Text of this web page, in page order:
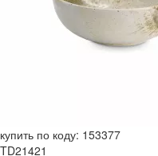
купить по коду: 153377
TD21421